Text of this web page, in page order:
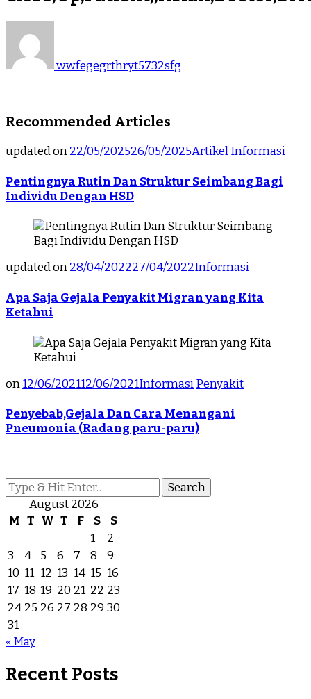
wwfegegrthryt5732sfg
Recommended Articles
updated on22/05/202526/05/2025ArtikelInformasi
Pentingnya Rutin Dan Struktur Seimbang Bagi
Individu Dengan HSD
updated on28/04/202227/04/2022Informasi
Apa Saja Gejala Penyakit Migran yang Kita
Ketahui
on12/06/202112/06/2021InformasiPenyakit
Penyebab,Gejala Dan Cara Menangani
Pneumonia (Radang paru-paru)
Looking
for
Something?
August 2026
M T W T F S
S
1
2
3
4 5 6 7 8
9
10 11 12 13 14 15 16
17 18 19 20 21 22 23
24 25 26 27 28 29 30
31
« May
Recent Posts